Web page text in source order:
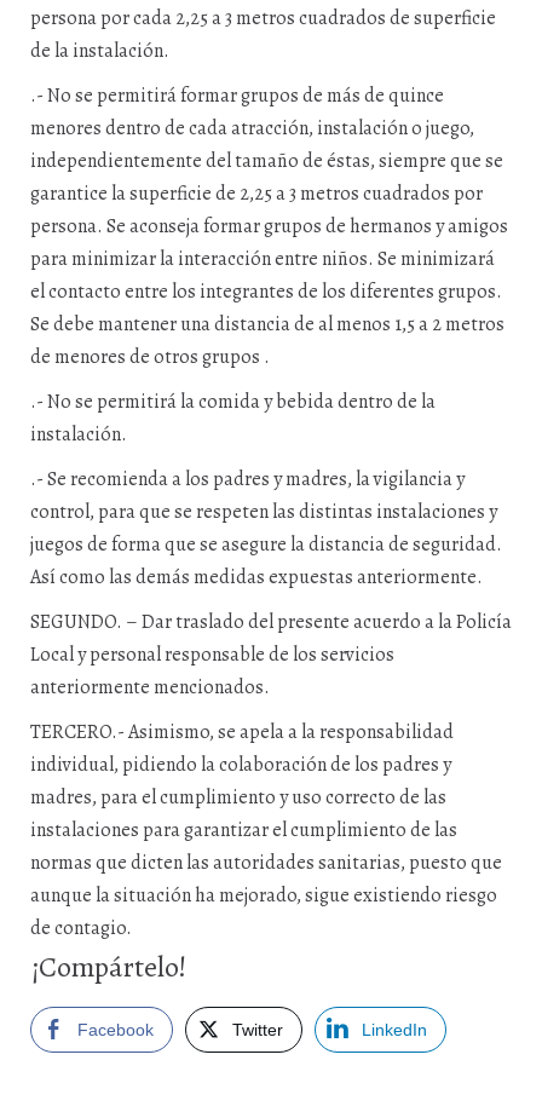
persona por cada 2,25 a 3 metros cuadrados de superficie
de la instalación.
.- No se permitirá formar grupos de más de quince
menores dentro de cada atracción, instalación o juego,
independientemente del tamaño de éstas, siempre que se
garantice la superficie de 2,25 a 3 metros cuadrados por
persona. Se aconseja formar grupos de hermanos y amigos
para minimizar la interacción entre niños. Se minimizará
el contacto entre los integrantes de los diferentes grupos.
Se debe mantener una distancia de al menos 1,5 a 2 metros
de menores de otros grupos .
.- No se permitirá la comida y bebida dentro de la
instalación.
.- Se recomienda a los padres y madres, la vigilancia y
control, para que se respeten las distintas instalaciones y
juegos de forma que se asegure la distancia de seguridad.
Así como las demás medidas expuestas anteriormente.
SEGUNDO. – Dar traslado del presente acuerdo a la Policía
Local y personal responsable de los servicios
anteriormente mencionados.
TERCERO.- Asimismo, se apela a la responsabilidad
individual, pidiendo la colaboración de los padres y
madres, para el cumplimiento y uso correcto de las
instalaciones para garantizar el cumplimiento de las
normas que dicten las autoridades sanitarias, puesto que
aunque la situación ha mejorado, sigue existiendo riesgo
de contagio.
¡Compártelo!
Facebook Twitter LinkedIn